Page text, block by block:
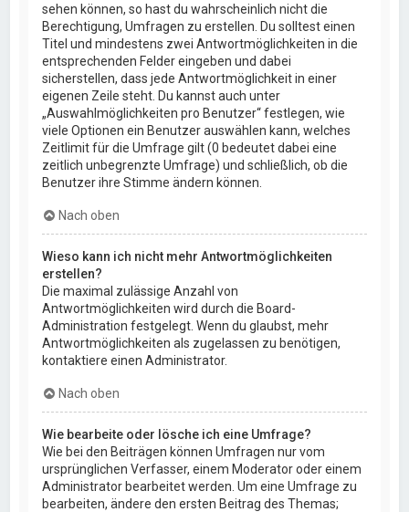
sehen können, so hast du wahrscheinlich nicht die
Berechtigung, Umfragen zu erstellen. Du solltest einen
Titel und mindestens zwei Antwortmöglichkeiten in die
entsprechenden Felder eingeben und dabei
sicherstellen, dass jede Antwortmöglichkeit in einer
eigenen Zeile steht. Du kannst auch unter
„Auswahlmöglichkeiten pro Benutzer“ festlegen, wie
viele Optionen ein Benutzer auswählen kann, welches
Zeitlimit für die Umfrage gilt (0 bedeutet dabei eine
zeitlich unbegrenzte Umfrage) und schließlich, ob die
Benutzer ihre Stimme ändern können.
Nach oben
Wieso kann ich nicht mehr Antwortmöglichkeiten
erstellen?
Die maximal zulässige Anzahl von
Antwortmöglichkeiten wird durch die Board-
Administration festgelegt. Wenn du glaubst, mehr
Antwortmöglichkeiten als zugelassen zu benötigen,
kontaktiere einen Administrator.
Nach oben
Wie bearbeite oder lösche ich eine Umfrage?
Wie bei den Beiträgen können Umfragen nur vom
ursprünglichen Verfasser, einem Moderator oder einem
Administrator bearbeitet werden. Um eine Umfrage zu
bearbeiten, ändere den ersten Beitrag des Themas;